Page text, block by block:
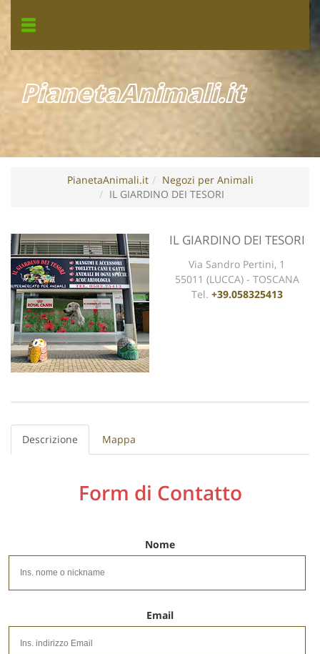
PianetaAnimali.it
PianetaAnimali.it
Negozi per Animali
IL GIARDINO DEI TESORI
IL GIARDINO DEI TESORI
Via Sandro Pertini, 1
55011 (LUCCA) - TOSCANA
Tel. +39.058325413
Descrizione Mappa
Form di Contatto
Nome
Email